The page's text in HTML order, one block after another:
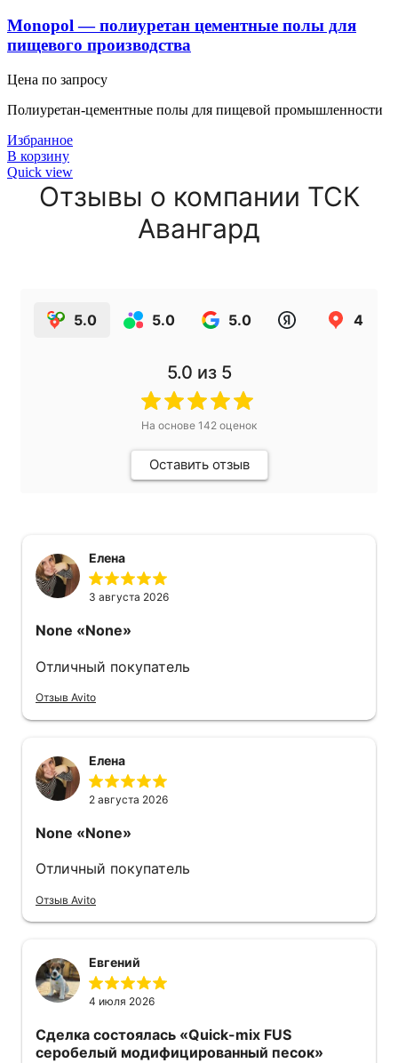
Monopol — полиуретан цементные полы для
пищевого производства
Цена по запросу
Полиуретан-цементные полы для пищевой промышленности
Избранное
В корзину
Quick view
Отзывы о компании ТСК
Авангард
5.0 5.0 5.0 4.9
5.0 из 5
На основе 142 оценок
Оставить отзыв
Елена
3 августа 2026
None «None»
Отличный покупатель
Отзыв Avito
Елена
2 августа 2026
None «None»
Отличный покупатель
Отзыв Avito
Евгений
4 июля 2026
Сделка состоялась «Quick-mix FUS
серобелый модифицированный песок»